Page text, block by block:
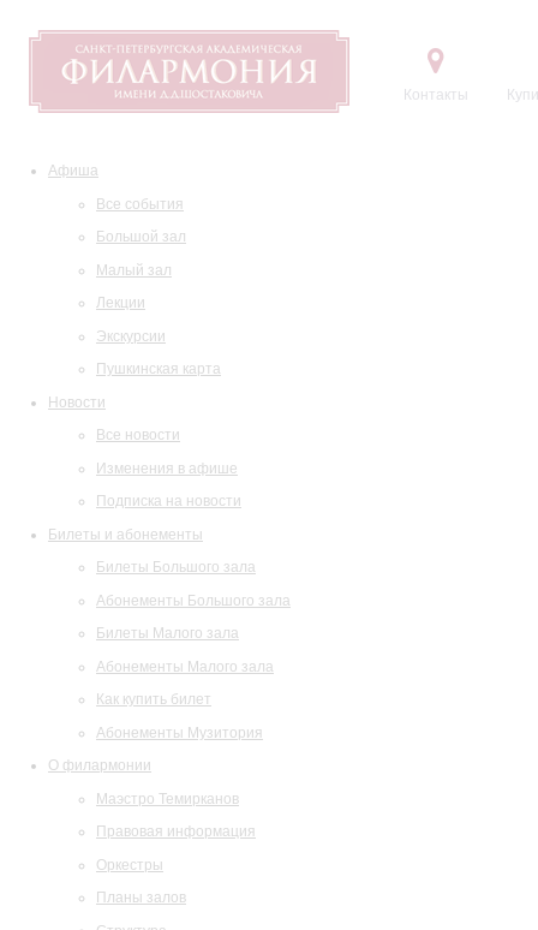
Контакты
Афиша
Все события
Большой зал
Малый зал
Лекции
Экскурсии
Пушкинская карта
Новости
Все новости
Изменения в афише
Подписка на новости
Билеты и абонементы
Билеты Большого зала
Абонементы Большого зала
Билеты Малого зала
Абонементы Малого зала
Как купить билет
Абонементы Музитория
О филармонии
Маэстро Темирканов
Правовая информация
Оркестры
Планы залов